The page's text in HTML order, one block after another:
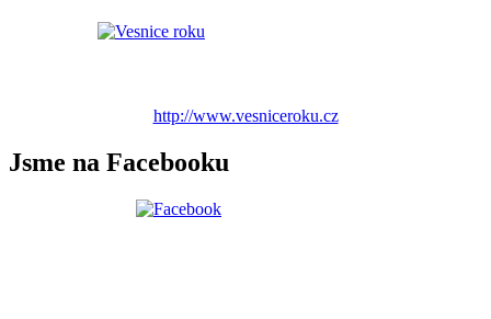
http://www.vesniceroku.cz
Jsme na Facebooku